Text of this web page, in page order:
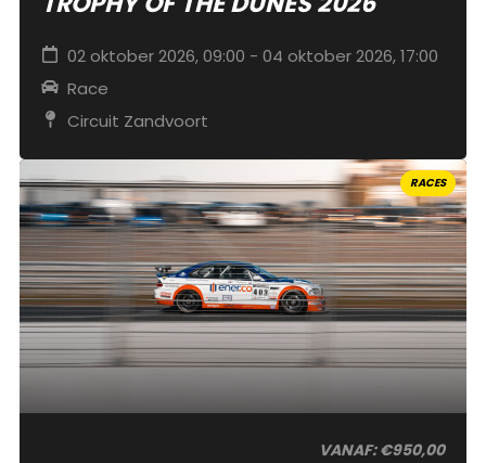
02 oktober 2026, 09:00 - 04 oktober 2026, 17:00
Race
Circuit Zandvoort
RACES
VANAF: €950,00